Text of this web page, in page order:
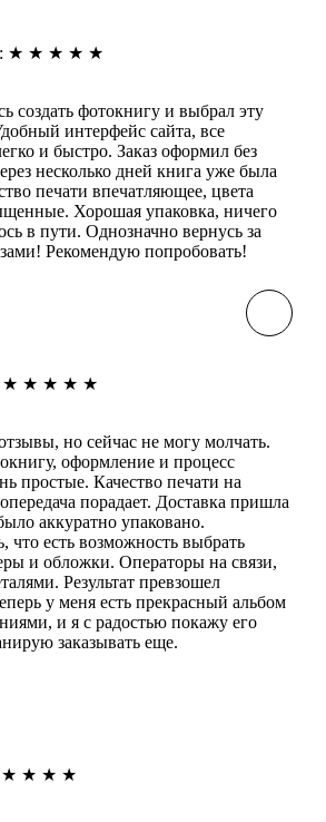
: ★ ★ ★ ★ ★
создать фотокнигу и выбрал эту
интерфейс сайта, все
и быстро. Заказ оформил без
несколько дней книга уже была
печати впечатляющее, цвета
Хорошая упаковка, ничего
в пути. Однозначно вернусь за
Рекомендую попробовать!
★ ★ ★ ★ ★
но сейчас не могу молчать.
оформление и процесс
простые. Качество печати на
порадает. Доставка пришла
аккуратно упаковано.
что есть возможность выбрать
и обложки. Операторы на связи,
Результат превзошел
у меня есть прекрасный альбом
и я с радостью покажу его
заказывать еще.
★ ★ ★ ★